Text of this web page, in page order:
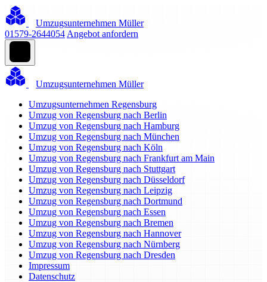
Umzugsunternehmen Müller
01579-2644054 Angebot anfordern
Umzugsunternehmen Müller
Umzugsunternehmen Regensburg
Umzug von Regensburg nach Berlin
Umzug von Regensburg nach Hamburg
Umzug von Regensburg nach München
Umzug von Regensburg nach Köln
Umzug von Regensburg nach Frankfurt am Main
Umzug von Regensburg nach Stuttgart
Umzug von Regensburg nach Düsseldorf
Umzug von Regensburg nach Leipzig
Umzug von Regensburg nach Dortmund
Umzug von Regensburg nach Essen
Umzug von Regensburg nach Bremen
Umzug von Regensburg nach Hannover
Umzug von Regensburg nach Nürnberg
Umzug von Regensburg nach Dresden
Impressum
Datenschutz